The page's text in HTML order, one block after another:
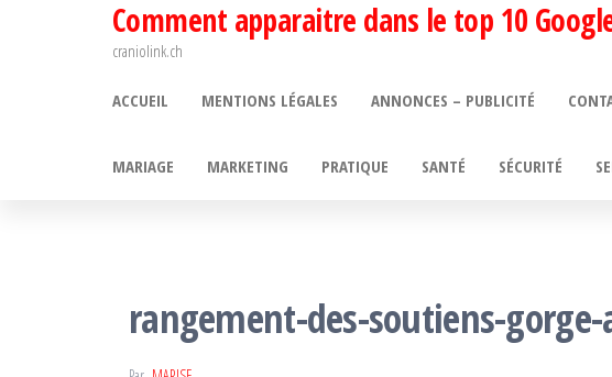
Comment apparaitre dans le top 10
craniolink.ch
ACCUEIL MENTIONS LÉGALES ANNONCES – PUBLICITÉ
MARIAGE MARKETING PRATIQUE SANTÉ SÉCURITÉ
rangement-des-soutiens-